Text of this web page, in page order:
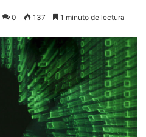
0 137 1 minuto de lectura